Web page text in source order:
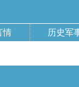
情 历史军